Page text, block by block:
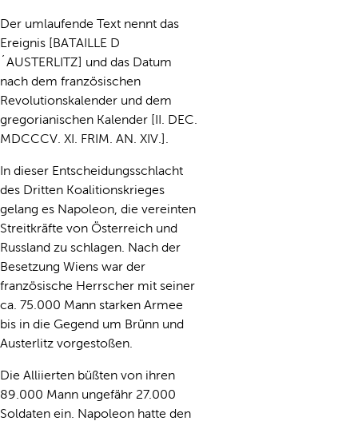
Der umlaufende Text nennt das
Ereignis [BATAILLE D
´AUSTERLITZ] und das Datum
nach dem französischen
Revolutionskalender und dem
gregorianischen Kalender [II. DEC.
MDCCCV. XI. FRIM. AN. XIV.].
In dieser Entscheidungsschlacht
des Dritten Koalitionskrieges
gelang es Napoleon, die vereinten
Streitkräfte von Österreich und
Russland zu schlagen. Nach der
Besetzung Wiens war der
französische Herrscher mit seiner
ca. 75.000 Mann starken Armee
bis in die Gegend um Brünn und
Austerlitz vorgestoßen.
Die Alliierten büßten von ihren
89.000 Mann ungefähr 27.000
Soldaten ein. Napoleon hatte den